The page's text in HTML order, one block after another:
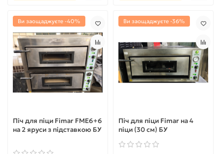
Ви заощаджуєте -40%
Піч для піци Fimar FME6+6
на 2 яруси з підставкою БУ
Ви заощаджуєте -36%
Піч для піци Fimar на 4
піци (30 см) БУ